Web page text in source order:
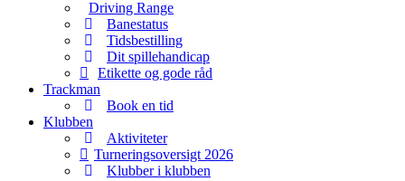
Driving Range
Banestatus
Tidsbestilling
Dit spillehandicap
Etikette og gode råd
Trackman
Book en tid
Klubben
Aktiviteter
Turneringsoversigt 2026
Klubber i klubben